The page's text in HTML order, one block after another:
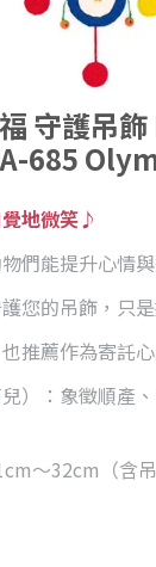
守護吊
685
地微笑♪
們能提升心情
您的吊飾，只
推薦作為寄託
）：象徵順產
〜32cm（含吊